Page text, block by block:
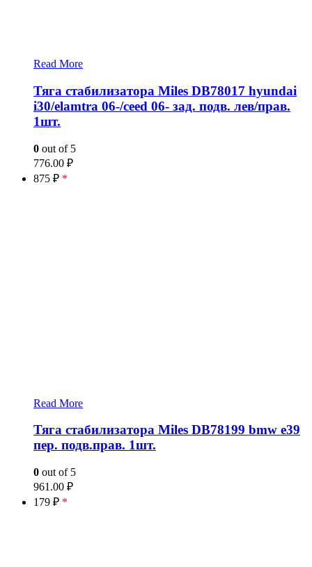
Read More
Тяга стабилизатора Miles DB78017 hyundai
i30/elamtra 06-/ceed 06- зад. подв. лев/прав.
1шт.
0 out of 5
776.00 ₽
875 ₽ *
Read More
Тяга стабилизатора Miles DB78199 bmw e39
пер. подв.прав. 1шт.
0 out of 5
961.00 ₽
179 ₽ *